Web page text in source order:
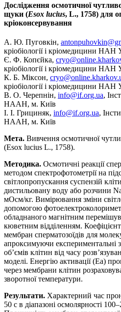
Дослідження осмотичної
щуки (Esox lucius, L., 1758) для
кріоконсервування
А. Ю. Пуговкін,
кріобіології і кріомедицини НАН
Є. Ф. Копєйка,
кріобіології і кріомедицини НАН
К. Б. Міксон,
кріобіології і кріомедицини НАН
В. О. Черепнін, info@if.org.ua,
НААН, м. Київ
І. І. Грициняк, info@if.org.ua,
НААН, м. Київ
Мета. Вивчення осмотичної
(Esox lucius L., 1758).
Методика. Осмотичні реакції
методом спектрофотометрії на
світлопропускання суспензій
дистильовану воду або розчини
мОсм/кг. Вимірювання зміни
допомогою
обладнаного магнітним
кюветним відділенням.
мембран сперматозоїдів для
апроксимуючи експериментальні
об’ємів клітин від часу
моделі. Енергію активації (Еа)
через мембрани клітин
зворотної температури.
Результати. Характерний час
50 с в діапазоні осмолярності